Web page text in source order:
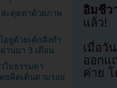
อิมชีว
แล้ว!
เมื่อวั
ออกแ
ค่าย
ะดุดตาด้วยภาพ
อยูด้วยเค้กสั่งทำ
านมา 3 เดือน
ไม่ธรรมดา
ยคิดเดินตามรอย